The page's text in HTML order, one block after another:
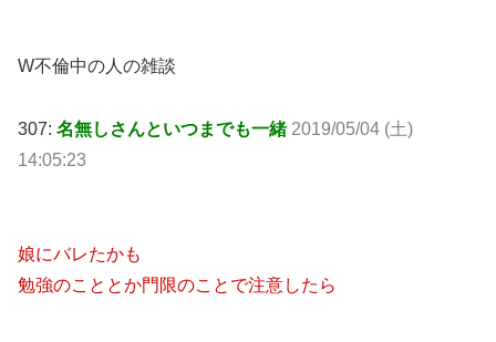
W不倫中の人の雑談
307: 名無しさんといつまでも一緒 2019/05/04 (土)
14:05:23
娘にバレたかも
勉強のこととか門限のことで注意したら